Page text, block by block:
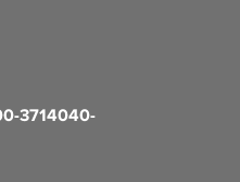
3714040-